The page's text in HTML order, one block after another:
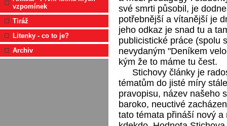
vzpomínek
Tiráž
Litenky - co to je?
Archiv
své smrti působil, je
potřebnější a vítanější je
jeho odkaz je snad tu a
publicistické práce (spolu
nevydaným "Deníkem
kým že to máme tu čest.
Stichovy články je
tématům do jisté míry
pravopisu, název našeho
baroko, neuctivé
tato témata přináší nový a